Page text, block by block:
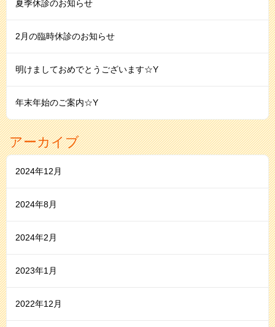
夏季休診のお知らせ
2月の臨時休診のお知らせ
明けましておめでとうございます☆Y
年末年始のご案内☆Y
アーカイブ
2024年12月
2024年8月
2024年2月
2023年1月
2022年12月